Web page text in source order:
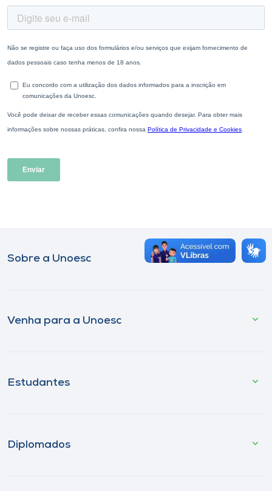
Cultura
CPA
Biblioteca
Editora
Rádio
Store
Selecione
o idioma
A+
Sobre a Unoesc
Venha para a Unoesc
Estudantes
Diplomados